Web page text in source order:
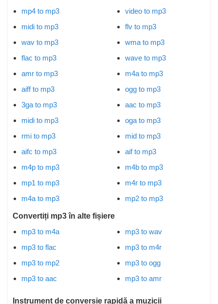
mp4 to mp3
midi to mp3
wav to mp3
flac to mp3
amr to mp3
aiff to mp3
3ga to mp3
midi to mp3
rmi to mp3
aifc to mp3
m4p to mp3
mp1 to mp3
m4a to mp3
video to mp3
flv to mp3
wma to mp3
wave to mp3
m4a to mp3
ogg to mp3
aac to mp3
oga to mp3
mid to mp3
aif to mp3
m4b to mp3
m4r to mp3
mp2 to mp3
Convertiți mp3 în alte fișiere
mp3 to m4a
mp3 to flac
mp3 to mp2
mp3 to aac
mp3 to wav
mp3 to m4r
mp3 to ogg
mp3 to amr
Instrument de conversie rapidă a muzicii